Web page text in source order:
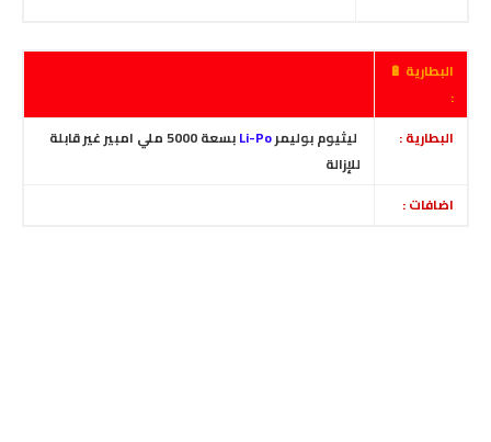
البطارية 🔋
:
البطارية :
ليثيوم بوليمرLi-Po
بسعة 5000 ملي امبير غير قابلة
للإزالة
اضافات :